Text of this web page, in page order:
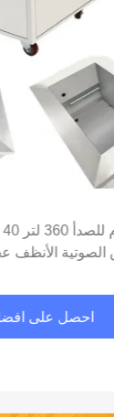
الصوتية الأنظف
احصل على